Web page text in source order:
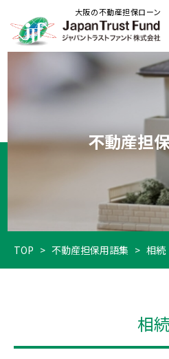
大阪の不動産担保ローン
不動産担
TOP > 不動産担保用語集 > 相続
相続